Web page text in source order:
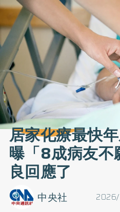
居家化療最快
曝「8成病友不
良回應了
2026/
中央社